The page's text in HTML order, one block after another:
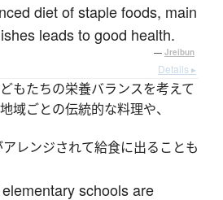
diet of staple foods, main
leads to good health.
— Jreibun
Details ▸
もたちの栄養バランスを考えて
域ごとの伝統的な料理や、
レンジされて給食に出ることも
schools are